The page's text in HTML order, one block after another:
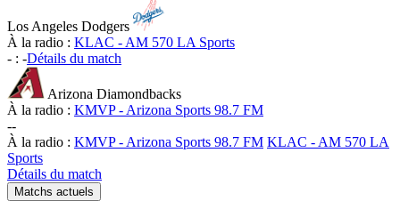
Los Angeles Dodgers
À la radio : KLAC - AM 570 LA Sports
- : -Détails du match
Arizona Diamondbacks
À la radio : KMVP - Arizona Sports 98.7 FM
--
À la radio : KMVP - Arizona Sports 98.7 FM KLAC - AM 570 LA
Sports
Détails du match
Matchs actuels